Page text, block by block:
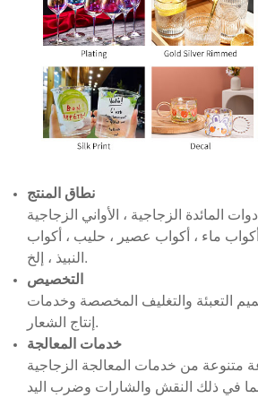
نطاق المنتج
المائدة الزجاجية ، الأواني الزجاجية
ماء ، أكواب عصير ، حليب ، أكواب
النبيذ ، إلخ.
التخصيص
التعبئة والتغليف المخصصة وخدمات
إنتاج الشعار.
خدمات المعالجة
متنوعة من خدمات المعالجة الزجاجية